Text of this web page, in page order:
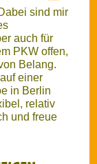
für
offen,
relativ
freue